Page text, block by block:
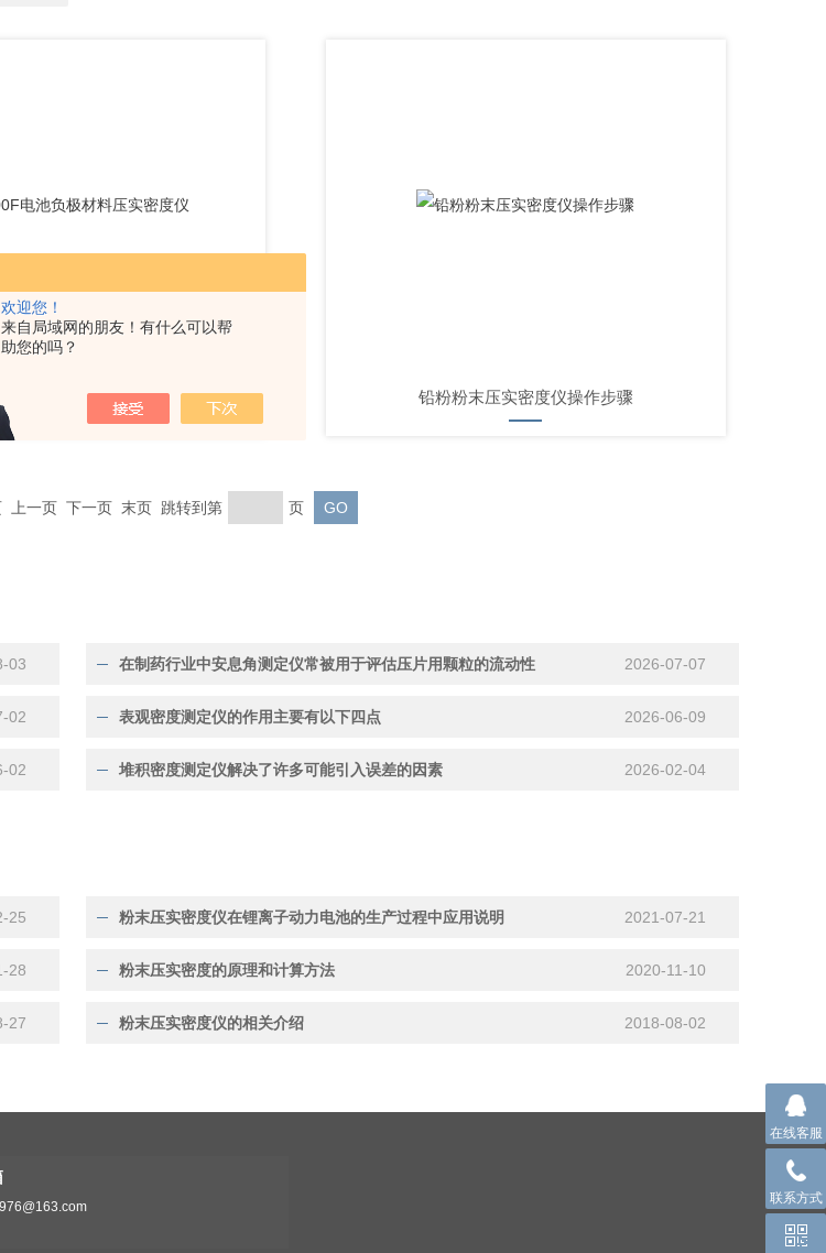
欢迎您！
来自局域网的朋友！有什么可以帮
助您的吗？
电池负极材料压实密度仪 铅粉粉末压实密度仪操作步骤
上一页 下一页 末页 跳转到第 页
03 在制药行业中安息角测定仪常被用于评估压片用颗粒的流动性 2026-07-07
02 表观密度测定仪的作用主要有以下四点 2026-06-09
02 堆积密度测定仪解决了许多可能引入误差的因素 2026-02-04
25 粉末压实密度仪在锂离子动力电池的生产过程中应用说明 2021-07-21
28 粉末压实密度的原理和计算方法 2020-11-10
27 粉末压实密度仪的相关介绍 2018-08-02
在线客服
联系方式